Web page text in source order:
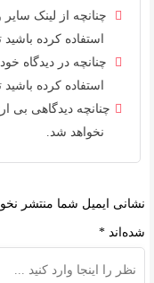
چنانچه از لینک
استفاده کرده باشید
چنانچه در دیدگاه
استفاده کرده باشید
چنانچه دیدگاهی بی
نخواهد شد.
نشانی ایمیل شما منتشر
شده‌اند *